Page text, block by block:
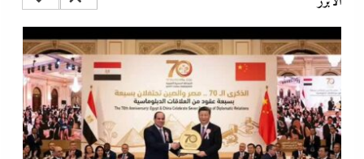
9 أغسطس، 2026